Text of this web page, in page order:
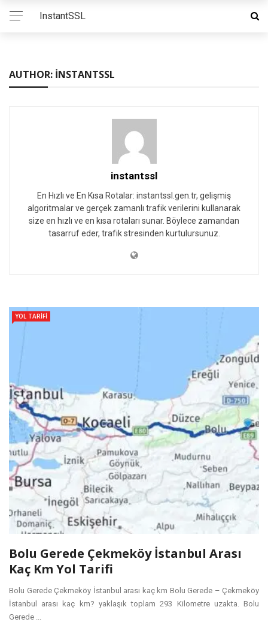
InstantSSL
AUTHOR: INSTANTSSL
instantssl
En Hızlı ve En Kısa Rotalar: instantssl.gen.tr, gelişmiş
algoritmalar ve gerçek zamanlı trafik verilerini kullanarak
size en hızlı ve en kısa rotaları sunar. Böylece zamandan
tasarruf eder, trafik stresinden kurtulursunuz.
YOL TARIFI
Bolu Gerede Çekmeköy İstanbul Arası
Kaç Km Yol Tarifi
Bolu Gerede Çekmeköy İstanbul arası kaç km Bolu Gerede – Çekmeköy
İstanbul arası kaç km? yaklaşık toplam 293 Kilometre uzakta. Bolu
Gerede ...